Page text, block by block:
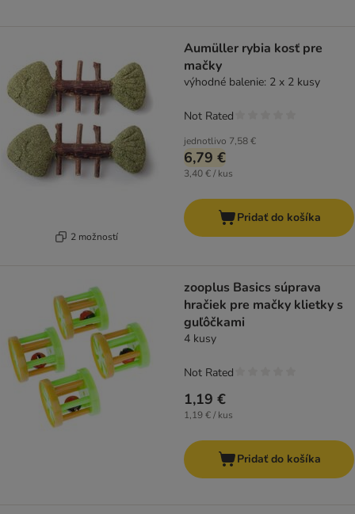
2 možností
Aumüller rybia kosť pre
mačky
výhodné balenie: 2 x 2 kusy
jednotlivo 7,58 €
6,79 €
3,40 € / kus
Not Rated
Pridať do košíka
zooplus Basics súprava
hračiek pre mačky klietky s
guľôčkami
4 kusy
1,19 €
1,19 € / kus
Not Rated
Pridať do košíka